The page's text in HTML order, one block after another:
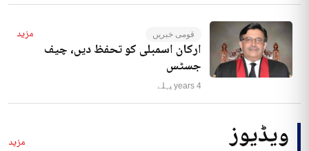
قومی خبریں مزید
ارکان اسمبلی کو تحفظ دیں، چیف
جسٹس
4 years پہلے
ویڈیوز مزید